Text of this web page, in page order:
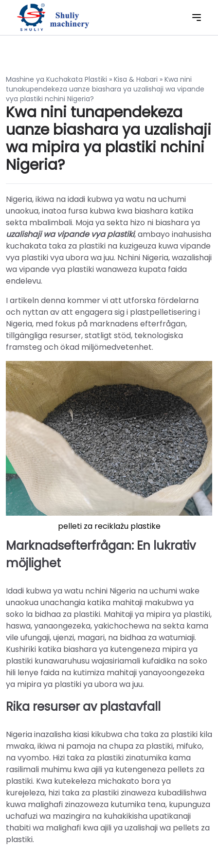
Mashine ya Kuchakata Plastiki » Kisa & Habari » Kwa nini
tunakupendekeza uanze biashara ya uzalishaji wa vipande
vya plastiki nchini Nigeria?
Kwa nini tunapendekeza
uanze biashara ya uzalishaji
wa mipira ya plastiki nchini
Nigeria?
Nigeria, ikiwa na idadi kubwa ya watu na uchumi
unaokua, inatoa fursa kubwa kwa biashara katika
sekta mbalimbali. Moja ya sekta hizo ni biashara ya
uzalishaji wa vipande vya plastiki, ambayo inahusisha
kuchakata taka za plastiki na kuzigeuza kuwa vipande
vya plastiki vya ubora wa juu. Nchini Nigeria, wazalishaji
wa vipande vya plastiki wanaweza kupata faida
endelevu.
I artikeln denna kommer vi att utforska fördelarna
och nyttan av att engagera sig i plastpelletisering i
Nigeria, med fokus på marknadens efterfrågan,
tillgängliga resurser, statligt stöd, teknologiska
framsteg och ökad miljömedvetenhet.
pelleti za reciklažu plastike
Marknadsefterfrågan: En lukrativ
möjlighet
Idadi kubwa ya watu nchini Nigeria na uchumi wake
unaokua unachangia katika mahitaji makubwa ya
soko la bidhaa za plastiki. Mahitaji ya mipira ya plastiki,
haswa, yanaongezeka, yakichochewa na sekta kama
vile ufungaji, ujenzi, magari, na bidhaa za watumiaji.
Kushiriki katika biashara ya kutengeneza mipira ya
plastiki kunawaruhusu wajasiriamali kufaidika na soko
hili lenye faida na kutimiza mahitaji yanayoongezeka
ya mipira ya plastiki ya ubora wa juu.
Rika resurser av plastavfall
Nigeria inazalisha kiasi kikubwa cha taka za plastiki kila
mwaka, ikiwa ni pamoja na chupa za plastiki, mifuko,
na vyombo. Hizi taka za plastiki zinatumika kama
rasilimali muhimu kwa ajili ya kutengeneza pellets za
plastiki. Kwa kutekeleza michakato bora ya
kurejeleza, hizi taka za plastiki zinaweza kubadilishwa
kuwa malighafi zinazoweza kutumika tena, kupunguza
uchafuzi wa mazingira na kuhakikisha upatikanaji
thabiti wa malighafi kwa ajili ya uzalishaji wa pellets za
plastiki.